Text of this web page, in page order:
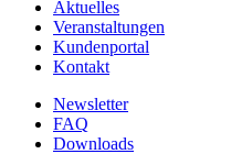
Aktuelles
Veranstaltungen
Kundenportal
Kontakt
Newsletter
FAQ
Downloads